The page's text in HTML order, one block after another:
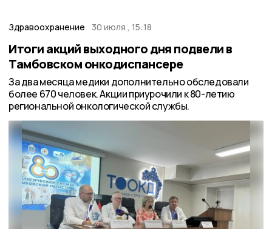
Здравоохранение 30 июля , 15:18
Итоги акций выходного дня подвели в
Тамбовском онкодиспансере
За два месяца медики дополнительно обследовали
более 670 человек. Акции приурочили к 80-летию
региональной онкологической службы.